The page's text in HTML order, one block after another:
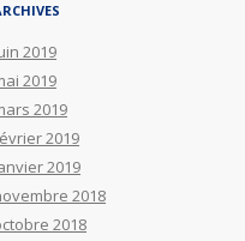
2019
2019
2019
2019
2019
2018
2018